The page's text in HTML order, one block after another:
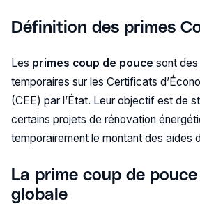
Définition des primes
Les primes coup de pouce sont
temporaires sur les Certificats
(CEE) par l’État. Leur objectif est de
certains projets de rénovation
temporairement le montant des aides
La prime coup de
globale